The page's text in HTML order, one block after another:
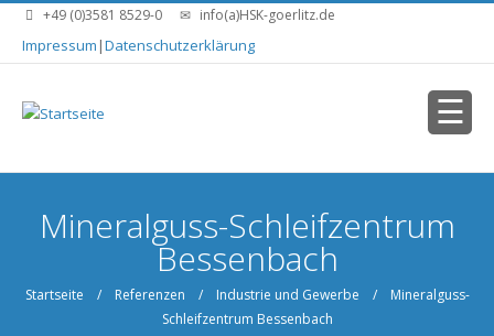
Direkt zum Inhalt
+49 (0)3581 8529-0 info(a)HSK-goerlitz.de
Impressum |Datenschutzerklärung
Mineralguss-Schleifzentrum
Bessenbach
Startseite / Referenzen / Industrie und Gewerbe / Mineralguss-
Schleifzentrum Bessenbach